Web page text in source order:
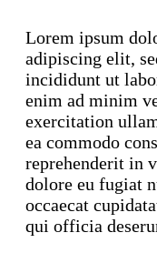
Lorem ipsum
adipiscing elit,
incididunt ut
enim ad minim
exercitation
ea commodo
reprehenderit in
dolore eu fugiat
occaecat
qui officia